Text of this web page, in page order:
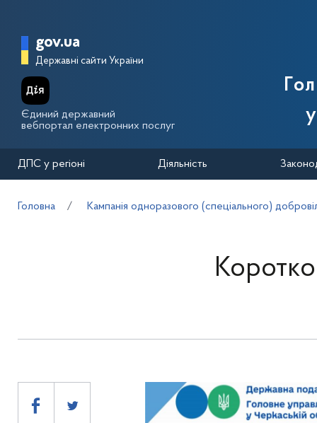
Головна сторінка Державної
gov.ua
Державні сайти України
Єдиний державний
вебпортал електронних послуг
ДПС у регіоні Діяльність
Головна Кампанія одноразового (спеціального)